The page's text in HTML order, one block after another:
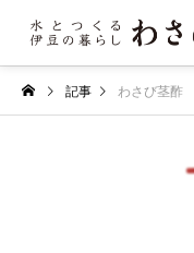
記事 わさび茎酢